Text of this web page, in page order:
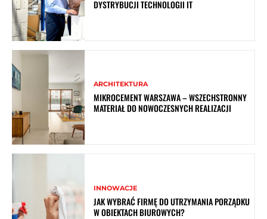
DYSTRYBUCJI TECHNOLOGII IT
ARCHITEKTURA
MIKROCEMENT WARSZAWA – WSZECHSTRONNY
MATERIAŁ DO NOWOCZESNYCH REALIZACJI
INNOWACJE
JAK WYBRAĆ FIRMĘ DO UTRZYMANIA PORZĄDKU
W OBIEKTACH BIUROWYCH?